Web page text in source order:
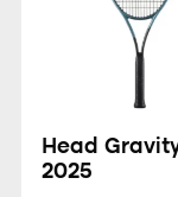
Head
2025